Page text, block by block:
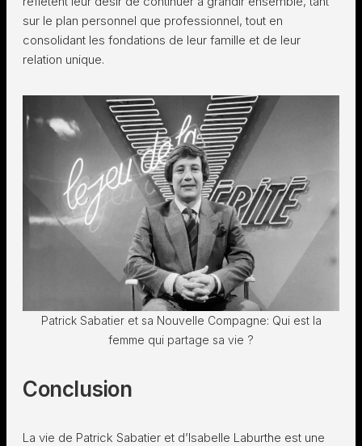
sur le plan personnel que professionnel, tout en
consolidant les fondations de leur famille et de leur
relation unique.
Patrick Sabatier et sa Nouvelle Compagne: Qui est la
femme qui partage sa vie ?
Conclusion
La vie de Patrick Sabatier et d’Isabelle Laburthe est une